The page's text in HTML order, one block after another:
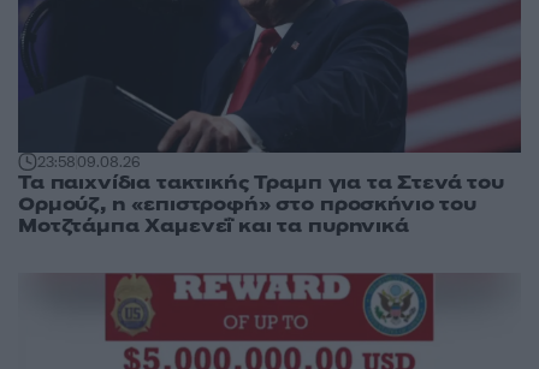
23:5809.08.26
Τα παιχνίδια τακτικής Τραμπ για τα Στενά του
Ορμούζ, η «επιστροφή» στο προσκήνιο του
Μοτζτάμπα Χαμενεΐ και τα πυρηνικά